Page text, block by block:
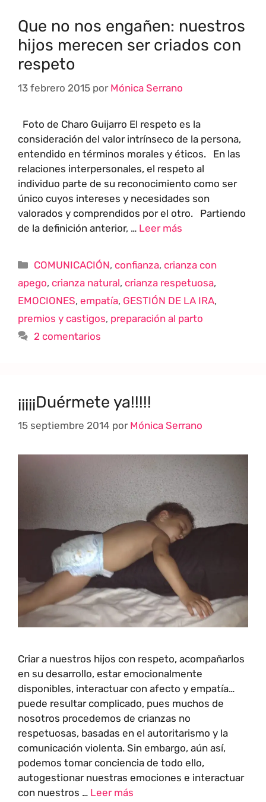
Que no nos engañen: nuestros
hijos merecen ser criados con
respeto
13 febrero 2015 por Mónica Serrano
Foto de Charo Guijarro El respeto es la
consideración del valor intrínseco de la persona,
entendido en términos morales y éticos. En las
relaciones interpersonales, el respeto al
individuo parte de su reconocimiento como ser
único cuyos intereses y necesidades son
valorados y comprendidos por el otro. Partiendo
de la definición anterior, … Leer más
COMUNICACIÓN,confianza,crianza con
apego, crianza natural, crianza respetuosa,
EMOCIONES, empatía, GESTIÓN DE LA IRA,
premios y castigos, preparación al parto
2 comentarios
¡¡¡¡¡Duérmete ya!!!!!
15 septiembre 2014 por Mónica Serrano
Criar a nuestros hijos con respeto, acompañarlos
en su desarrollo, estar emocionalmente
disponibles, interactuar con afecto y empatía…
puede resultar complicado, pues muchos de
nosotros procedemos de crianzas no
respetuosas, basadas en el autoritarismo y la
comunicación violenta. Sin embargo, aún así,
podemos tomar conciencia de todo ello,
autogestionar nuestras emociones e interactuar
con nuestros … Leer más